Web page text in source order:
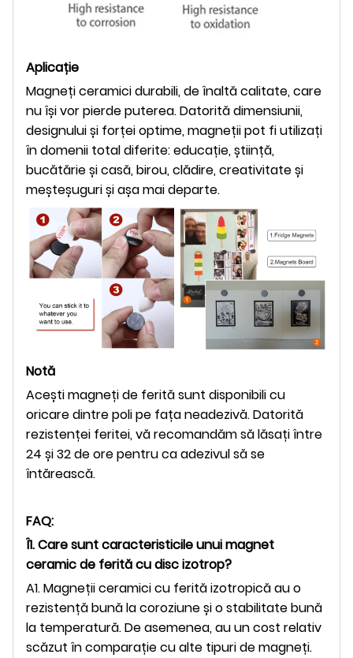
Aplicație
Magneți ceramici durabili, de înaltă calitate, care
nu își vor pierde puterea. Datorită dimensiunii,
designului și forței optime, magneții pot fi utilizați
în domenii total diferite: educație, știință,
bucătărie și casă, birou, clădire, creativitate și
meșteșuguri și așa mai departe.
Notă
Acești magneți de ferită sunt disponibili cu
oricare dintre poli pe fața neadezivă. Datorită
rezistenței feritei, vă recomandăm să lăsați între
24 și 32 de ore pentru ca adezivul să se
întărească.
FAQ:
Î1. Care sunt caracteristicile unui magnet
ceramic de ferită cu disc izotrop?
A1. Magneții ceramici cu ferită izotropică au o
rezistență bună la coroziune și o stabilitate bună
la temperatură. De asemenea, au un cost relativ
scăzut în comparație cu alte tipuri de magneți.